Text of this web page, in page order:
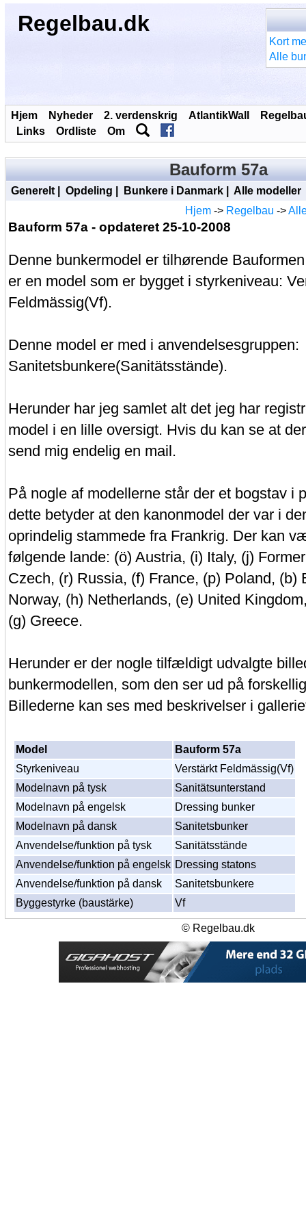
Regelbau.dk
Kort
Alle
Hjem Nyheder 2. verdenskrig AtlantikWall
Links
Ordliste Om
Bauform 57a
Generelt| Opdeling Bunkere i Danmark| Alle modeller
Hjem-> Regelbau ->
Bauform 57a - opdateret 25-10-2008
Denne bunkermodel er tilhørende
er en model som er bygget i styrkeniveau:
Feldmässig(Vf).
Denne model er med i anvendelsesgruppen:
Sanitetsbunkere(Sanitätsstände).
Herunder har jeg samlet alt det jeg har
model i en lille oversigt. Hvis du kan se at
send mig endelig en mail.
På nogle af modellerne står der et bogstav i
dette betyder at den kanonmodel der var i
oprindelig stammede fra Frankrig. Der kan
følgende lande: (ö) Austria, (i) Italy, (j)
Czech, (r) Russia, (f) France, (p) Poland, (b)
Norway, (h) Netherlands, (e) United
(g) Greece.
Herunder er der nogle tilfældigt udvalgte
bunkermodellen, som den ser ud på
Billederne kan ses med beskrivelser i
Model
Bauform 57a
Styrkeniveau
Verstärkt Feldmässig(Vf)
Modelnavn på tysk
Sanitätsunterstand
Modelnavn på engelsk
Dressing bunker
Modelnavn på dansk
Sanitetsbunker
Anvendelse/funktion på tysk
Sanitätsstände
Anvendelse/funktion på engelsk Dressing statons
Anvendelse/funktion på dansk
Sanitetsbunkere
Byggestyrke (baustärke)
Vf
© Regelbau.dk